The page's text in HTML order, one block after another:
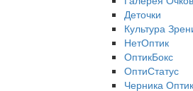
Деточки
Культура
НетОптик
ОптикБокс
ОптиСтатус
Черника